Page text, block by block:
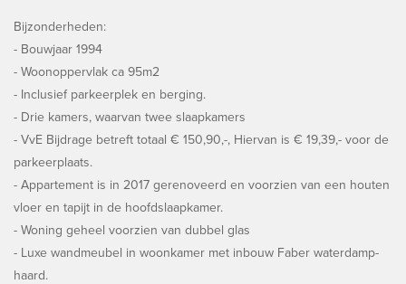
Bijzonderheden:
- Bouwjaar 1994
- Woonoppervlak ca 95m2
- Inclusief parkeerplek en berging.
- Drie kamers, waarvan twee slaapkamers
- VvE Bijdrage betreft totaal € 150,90,-, Hiervan is € 19,39,- voor de
parkeerplaats.
- Appartement is in 2017 gerenoveerd en voorzien van een houten
vloer en tapijt in de hoofdslaapkamer.
- Woning geheel voorzien van dubbel glas
- Luxe wandmeubel in woonkamer met inbouw Faber waterdamp-
haard.